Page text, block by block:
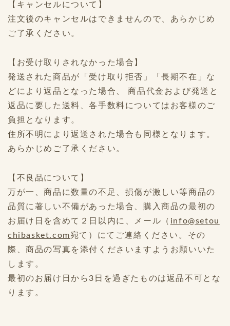
【キャンセルについて】
注文後のキャンセルはできませんので、あらかじめ
ご了承ください。
【お受け取りされなかった場合】
発送された商品が「受け取り拒否」「長期不在」な
どにより返品となった場合、 商品代金および発送と
返品に要した送料、各手数料についてはお客様のご
負担となります。
住所不明により返送された場合も同様となります。
あらかじめご了承ください。
【不良品について】
万が一、商品に数量の不足、損傷が激しい等商品の
品質に著しい不備があった場合、購入商品の最初の
お届け日を含めて２日以内に、メール（ info@setou
chibasket.com宛て）にてご連絡ください。その
際、商品の写真を添付くださいますようお願いいた
します。
最初のお届け日から3日を過ぎたものは返品不可とな
ります。